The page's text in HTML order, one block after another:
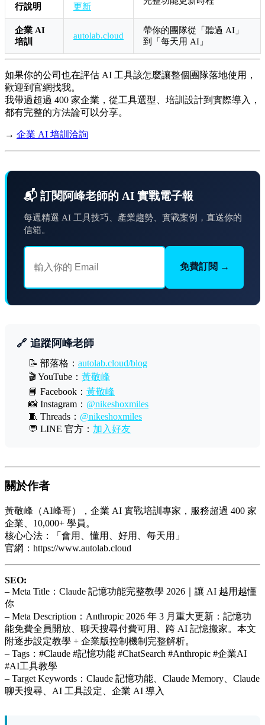
行說明
更新
企業 AI
培訓
autolab.cloud
帶你的團隊從「聽過 AI」
到「每天用 AI」
如果你的公司也在評估 AI 工具該怎麼讓整個團隊落地使用，
歡迎到官網找我。
我帶過超過 400 家企業，從工具選型、培訓設計到實際導入，
都有完整的方法論可以分享。
→ 企業 AI 培訓洽詢
📬 訂閱阿峰老師的 AI 實戰電子報
每週精選 AI 工具技巧、產業趨勢、實戰案例，直送你的
信箱。
免費訂閱 →
🔗 追蹤阿峰老師
📝 部落格： autolab.cloud/blog
🎬 YouTube： 黃敬峰
📘 Facebook： 黃敬峰
📸 Instagram： @nikeshoxmiles
🧵 Threads： @nikeshoxmiles
💬 LINE 官方： 加入好友
關於作者
黃敬峰（AI峰哥），企業 AI 實戰培訓專家，服務超過 400 家
企業、10,000+ 學員。
核心心法：「會用、懂用、好用、每天用」
官網：https://www.autolab.cloud
SEO:
– Meta Title：Claude 記憶功能完整教學 2026｜讓 AI 越用越懂
你
– Meta Description：Anthropic 2026 年 3 月重大更新：記憶功
能免費全員開放、聊天搜尋付費可用、跨 AI 記憶搬家。本文
附逐步設定教學 + 企業版控制機制完整解析。
– Tags：#Claude #記憶功能 #ChatSearch #Anthropic #企業AI
#AI工具教學
– Target Keywords：Claude 記憶功能、Claude Memory、Claude
聊天搜尋、AI 工具設定、企業 AI 導入